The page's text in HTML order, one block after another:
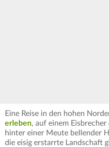
Eine Reise in den hohen
erleben, auf einem
hinter einer Meute bellender
die eisig erstarrte Landschaft